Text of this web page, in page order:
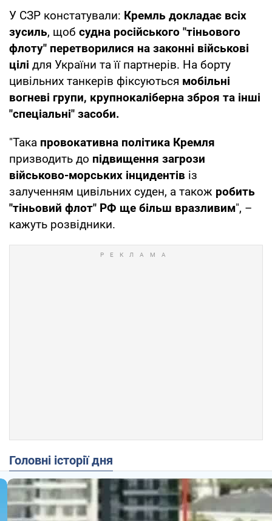
У СЗР констатували: Кремль докладає всіх
зусиль, щоб судна російського "тіньового
флоту" перетворилися на законні військові
цілі для України та її партнерів. На борту
цивільних танкерів фіксуються мобільні
вогневі групи, крупнокаліберна зброя та інші
"спеціальні" засоби.
"Така провокативна політика Кремля
призводить до підвищення загрози
військово-морських інцидентів із
залученням цивільних суден, а також робить
"тіньовий флот" РФ ще більш вразливим", –
кажуть розвідники.
Головні історії дня